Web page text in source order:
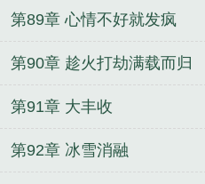
第89章 心情不好就发疯
第90章 趁火打劫满载而归
第91章 大丰收
第92章 冰雪消融